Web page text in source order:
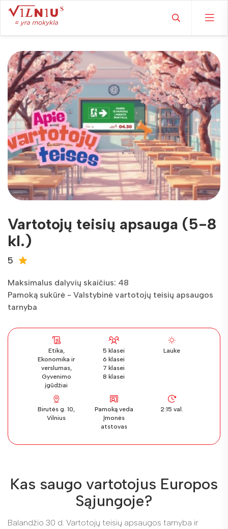
Vartotojų teisių apsauga (5-8
kl.)
5
Maksimalus dalyvių skaičius: 48
Pamoką sukūrė - Valstybinė vartotojų teisių apsaugos
tarnyba
Etika,
Ekonomika ir
verslumas,
Gyvenimo
įgūdžiai
5 klasei
6 klasei
7 klasei
8 klasei
Lauke
Birutės g. 10,
Vilnius
Pamoką veda
Įmonės
atstovas
2:15 val.
Kas saugo vartotojus Europos
Sąjungoje?
Balandžio 30 d. Vartotojų teisių apsaugos tarnyba ir